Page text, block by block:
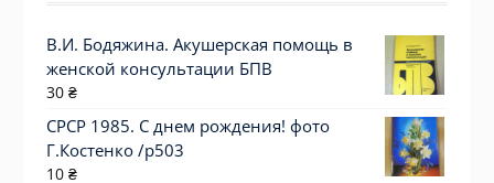
В.И. Бодяжина. Акушерская помощь в
женской консультации БПВ
30 ₴
СРСР 1985. С днем рождения! фото
Г.Костенко /р503
10 ₴